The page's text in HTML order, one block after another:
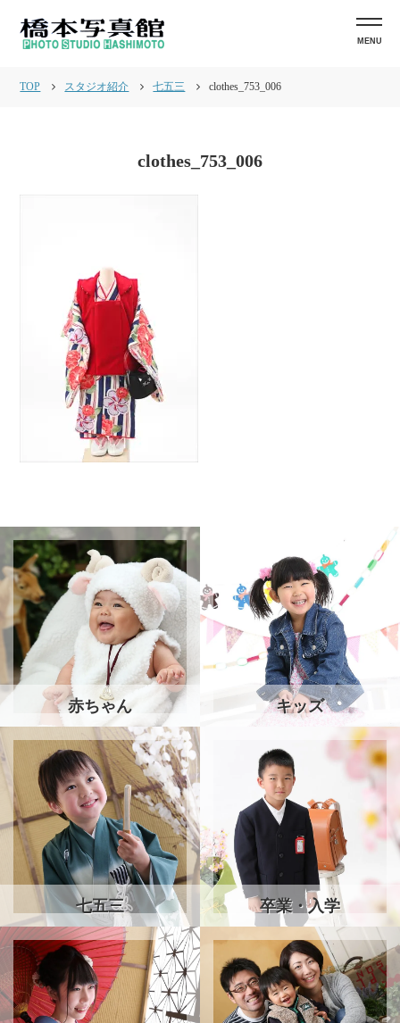
TOP スタジオ紹介 七五三 clothes_753_006
clothes_753_006
赤ちゃん キッズ
七五三 卒業・入学
MENU